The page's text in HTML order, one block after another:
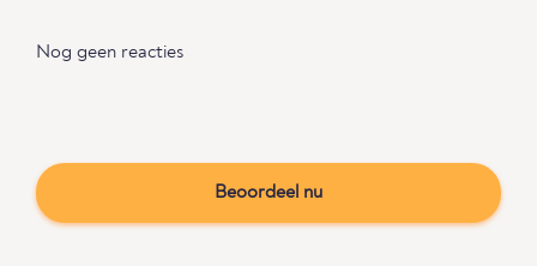
Nog geen reacties
Beoordeel nu